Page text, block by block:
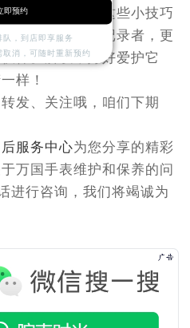
里啦。希望这些小技巧
不仅是时间的记录者，更
伴。所以，好好爱护它
样！
、关注哦，咱们下期
服务中心为您分享的精彩
万国手表维护和保养的问
进行咨询，我们将竭诚为
即预约
队，到店即享服务
消，可随时重新预约